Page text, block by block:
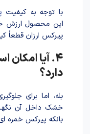
با توجه به کیفیت
این محصول ارزش
پیرکس ارزان قطعاً
4. آیا
دارد؟
بله، اما برای
خشک داخل آن
بانکه پیرکس خمره